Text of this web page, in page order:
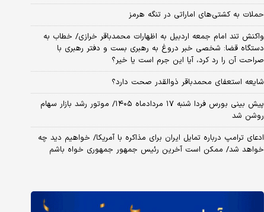
حملات به کشتی‌های اماراتی در تنگه هرمز
واکنش تند امام جمعه اردبیل به اظهارات محمدباقر خرازی/ خطاب به
دستگاه قضا: شخصی خبر دروغ به رهبری بست و دفتر رهبری با
صراحت آن را رد کرد، آیا این جرم است یا خیر؟
شایعه استعفای محمدباقر ذوالقدر صحت دارد؟
پیش بینی بورس فردا شنبه ۱۷ مردادماه ۱۴۰۵/ موتور رشد بازار سهام
روشن شد
ادعای ترامپ درباره تمایل ایران برای مذاکره با آمریکا/ خواهیم دید چه
خواهد شد/ ممکن است آخرین رئیس‌ جمهور جمهوری خواه باشم